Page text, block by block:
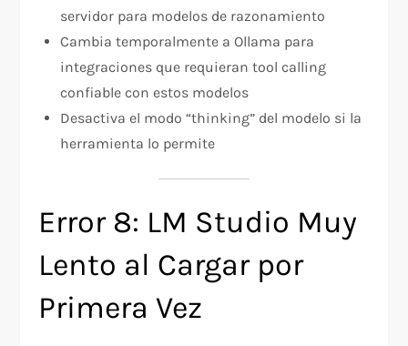
servidor para modelos de razonamiento
Cambia temporalmente a Ollama para
integraciones que requieran tool calling
confiable con estos modelos
Desactiva el modo “thinking” del modelo si la
herramienta lo permite
Error 8: LM Studio Muy
Lento al Cargar por
Primera Vez